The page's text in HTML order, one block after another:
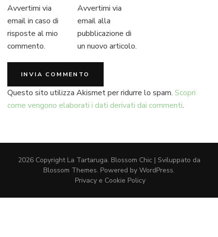
Avvertimi via
email in caso di
risposte al mio
commento.
Avvertimi via
email alla
pubblicazione di
un nuovo articolo.
Questo sito utilizza Akismet per ridurre lo spam. Scopri
come vengono elaborati i dati derivati dai commenti.
2026 Copyright La Tartaruga. Blossom Chic | Sviluppato da
Blossom Themes. Powered by WordPress.
Privacy e Cookie Policy